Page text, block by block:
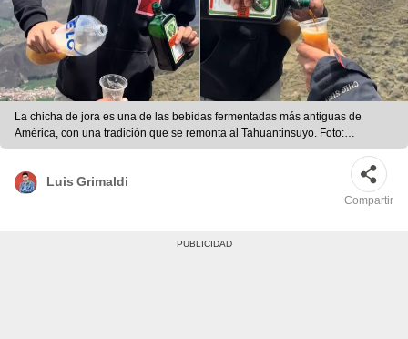
La chicha de jora es una de las bebidas fermentadas más antiguas de
América, con una tradición que se remonta al Tahuantinsuyo. Foto:
composición LR/TikTok
Luis Grimaldi
Compartir